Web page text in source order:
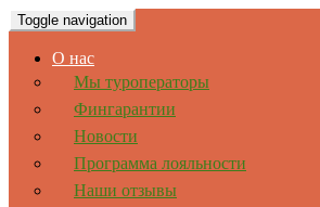
Toggle navigation
О нас
Мы туроператоры
Фингарантии
Новости
Программа лояльности
Наши отзывы